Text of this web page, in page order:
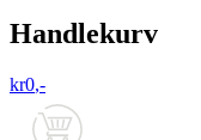
Handlekurv
kr0,-